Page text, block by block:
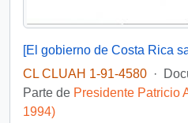
CL CLUAH 1-91-4580 ·
Parte de Presidente Patricio
1994)